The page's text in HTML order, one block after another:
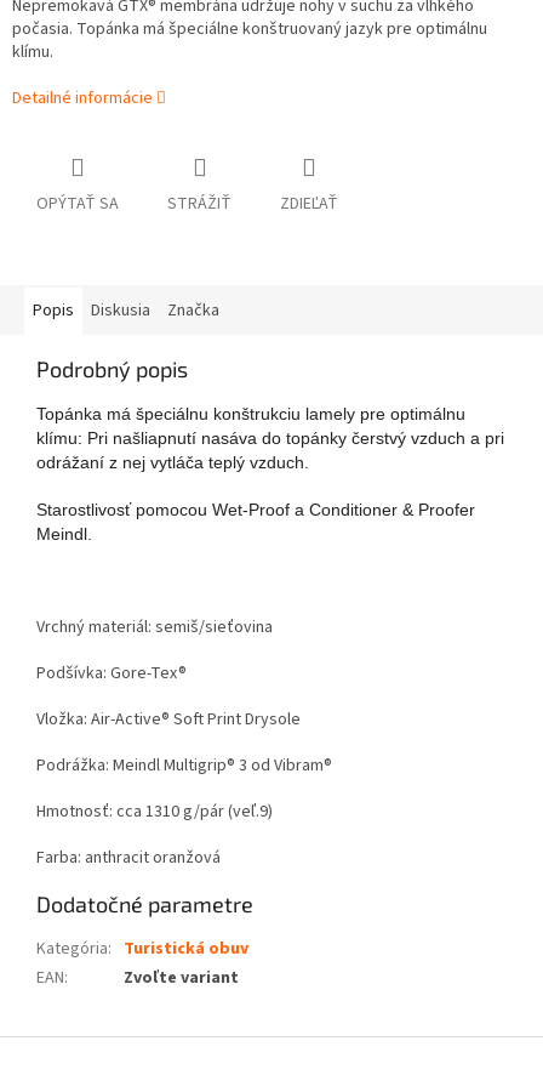
Nepremokavá GTX® membrána udržuje nohy v suchu za vlhkého
počasia. Topánka má špeciálne konštruovaný jazyk pre optimálnu
klímu.
Detailné informácie
OPÝTAŤ SA STRÁŽIŤ ZDIEĽAŤ
Popis Diskusia Značka
Podrobný popis
Topánka má špeciálnu konštrukciu lamely pre optimálnu
klímu: Pri našliapnutí nasáva do topánky čerstvý vzduch a pri
odrážaní z nej vytláča teplý vzduch.
Starostlivosť pomocou Wet-Proof a Conditioner & Proofer
Meindl.
Vrchný materiál: semiš/sieťovina
Podšívka: Gore-Tex®
Vložka: Air-Active® Soft Print Drysole
Podrážka: Meindl Multigrip® 3 od Vibram®
Hmotnosť: cca 1310 g/pár (veľ.9)
Farba: anthracit oranžová
Dodatočné parametre
Kategória: Turistická obuv
EAN: Zvoľte variant